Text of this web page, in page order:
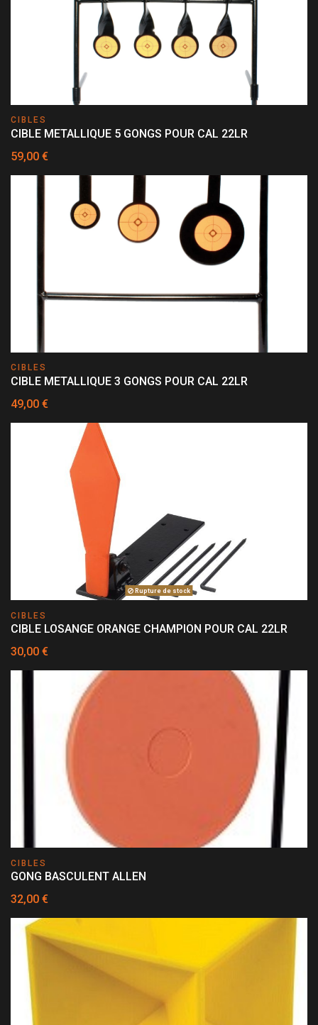
CIBLES
CIBLE METALLIQUE 5 GONGS POUR CAL 22LR
59,00 €
CIBLES
CIBLE METALLIQUE 3 GONGS POUR CAL 22LR
49,00 €
Rupture de stock
CIBLES
CIBLE LOSANGE ORANGE CHAMPION POUR CAL 22LR
30,00 €
CIBLES
GONG BASCULENT ALLEN
32,00 €